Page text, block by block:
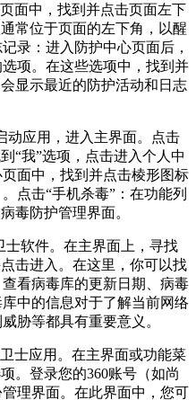
面中，找到并点击页面左下
常位于页面的左下角，以醒
录：进入防护中心页面后，
项。在这些选项中，找到并
显示最近的防护活动和日志
动应用，进入主界面。点击
“我”选项，点击进入个人中
面中，找到并点击棱形图标
点击“手机杀毒”：在功能列
毒防护管理界面。
士软件。在主界面上，寻找
击进入。在这里，你可以找
看病毒库的更新日期、病毒
中的信息对于了解当前网络
胁等都具有重要意义。
士应用。在主界面或功能菜
。登录您的360账号（如尚
理界面。在此界面中，您可